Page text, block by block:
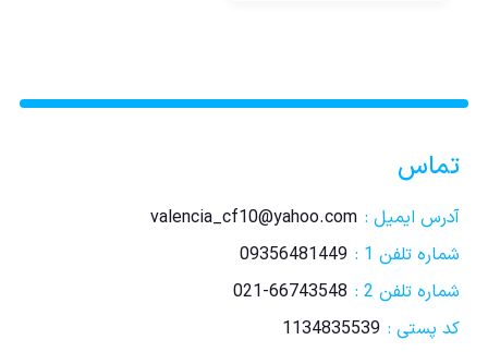
تماس
آدرس ایمیل : valencia_cf10@yahoo.com
شماره تلفن 1 :
09356481449
شماره تلفن 2 :
021-66743548
کد پستی : 1134835539